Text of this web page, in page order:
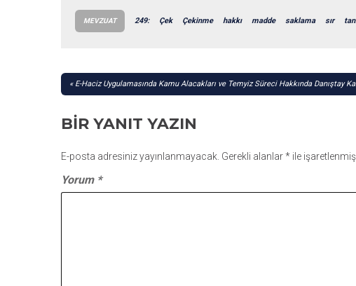
MEVZUAT 249: Çek Çekinme hakkı madde saklama sır
YAZI
E-Haciz Uygulamasında Kamu Alacakları ve Temyiz Süreci Hakkında Danıştay
BIR YANIT YAZIN
E-posta adresiniz yayınlanmayacak. Gerekli alanlar* ile
Yorum *